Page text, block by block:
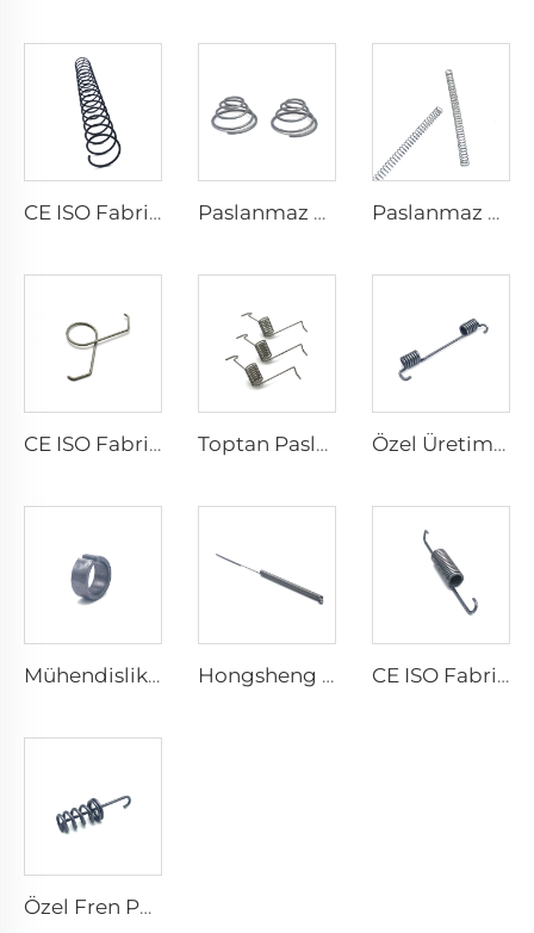
CE ISO Fabrika Karbon Çelik Spiral Bobin Basma Yayları Paslanmaz Çelik Konik Kule Yay Basma Yay Toptan Satışı Paslanmaz Çelik Özel Küçük Bobin Basma Yayları Toptan Satışı
CE ISO Fabrika Çelik Yay Formlama Paslanmaz Çelikten İkiz Burulma Yay Klibi Toptan Paslanmaz Çelik Yay Egzersiz Ekipmanı Burulma Yayı Özel Üretim Esneme Kapı Döner Çelik Yayı Torsiyon Yay
Mühendislik Makinesi İçin Toptan Metal Şaşırma Yatağı Kılıfı Hongsheng Germe Yayı Tel Tipi Paslanmaz Çelik Yay CE ISO Fabrika Metal Spiral Küçük Mini Çift Kanca Uzama Yay
Özel Fren Pedalı Yay Karbon Çelik Uzama Geri Dönüş Yayı